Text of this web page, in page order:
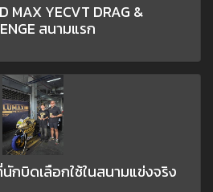
MAX YECVT DRAG &
สนามแรก
กบิดเลือกใช้ในสนามแข่งจริง